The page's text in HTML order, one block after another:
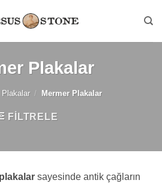
Plakalar
Plakalar / Mermer Plakalar
FILTRELE
sayesinde antik çağların